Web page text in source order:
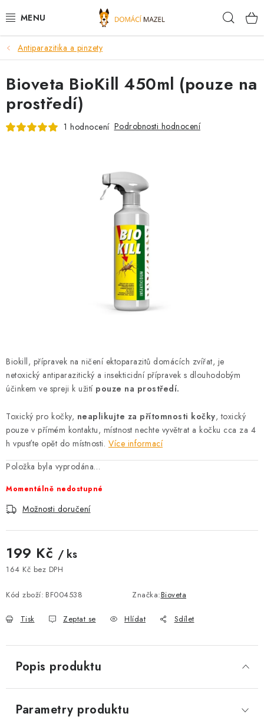
na
DOPORUČUJEME
VÝPRODEJ SKLADU
PSI
HODNOCENÍ OBCHODU
DOPRAVA PO OSTRAVĚ, HLUČÍNĚ A OKOLÍ
Kontakt Možnosti dopravy
Hodnocení obchodu
Obchodní podmínky
Zásady zpracování osobních údajů
Věrnostní slevy
Antiparazitika a pinzety
Biokill, přípravek na ničení ektoparazitů domácích zvířat, je
netoxický antiparazitický a insekticidní přípravek s dlouhodobým
účinkem ve spreji k užitípouze na prostředí.
Toxický pro kočky, neaplikujte za přítomnosti kočky, toxický
pouze v přímém kontaktu, místnost nechte vyvětrat a kočku cca za 4
h vpusťte opět do místnosti. Více informací
Položka byla vyprodána…
Momentálně nedostupné
Možnosti doručení
199 Kč / ks
164 Kč bez DPH
Kód zboží: BF004538 Značka:Bioveta
Tisk Zeptat se Hlídat Sdílet
Bioveta BioKill 450ml (pouze na
prostředí)
1 hodnocení Podrobnosti hodnocení
Popis produktu
Parametry produktu